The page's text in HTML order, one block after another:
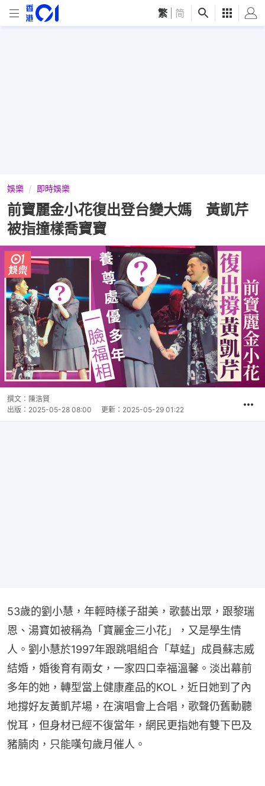
繁 简
娛樂 即時娛樂
前寶麗金小花復出登台變大媽 黃凱芹
被指撞樣喬寶寶
撰文： 陳浩賢
出版： 2025-05-28 08:00 更新： 2025-05-29 01:22
53歲的劉小慧，年輕時樣子甜美，歌藝出眾，跟黎瑞
恩、湯寶如被稱為「寶麗金三小花」，又是學生情
人。劉小慧於1997年跟跳唱組合「草蜢」成員蘇志威
結婚，婚後育有兩女，一家四口幸福溫馨。淡出幕前
多年的她，轉型當上健康產品的KOL，近日她到了內
地撐好友黃凱芹場，在演唱會上合唱，歌聲仍舊動聽
悅耳，但身材已經不復當年，網民更指她有雙下巴及
豬腩肉，只能嘆句歲月催人。